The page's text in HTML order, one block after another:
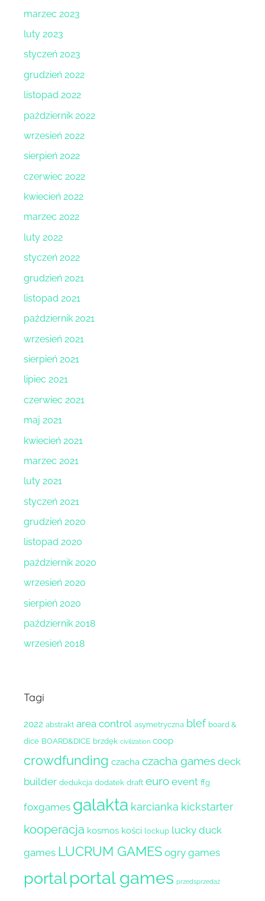
marzec 2023
luty 2023
styczeń 2023
grudzień 2022
listopad 2022
październik 2022
wrzesień 2022
sierpień 2022
czerwiec 2022
kwiecień 2022
marzec 2022
luty 2022
styczeń 2022
grudzień 2021
listopad 2021
październik 2021
wrzesień 2021
sierpień 2021
lipiec 2021
czerwiec 2021
maj 2021
kwiecień 2021
marzec 2021
luty 2021
styczeń 2021
grudzień 2020
listopad 2020
październik 2020
wrzesień 2020
sierpień 2020
październik 2018
wrzesień 2018
Tagi
2022 abstrakt area control asymetryczna blef board &
dice BOARD&DICE brzdęk civilization coop
crowdfunding czacha czacha games deck
builder dedukcja dodatek draft euro event ffg
foxgames galakta karcianka kickstarter
kooperacja kosmos kości lockup lucky duck
games LUCRUM GAMES ogry games
portalportal games przedsprzedaż